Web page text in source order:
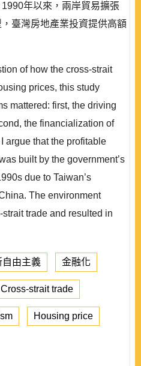
年以來，兩岸貿易擴張
臺灣房地產業投資提供高額
of how the cross-strait
prices, this study
mattered: first, the driving
the financialization of
argue that the profitable
built by the government’s
due to Taiwan’s
The environment
trade and resulted in
自由主義 金融化
Cross-strait trade
Housing price